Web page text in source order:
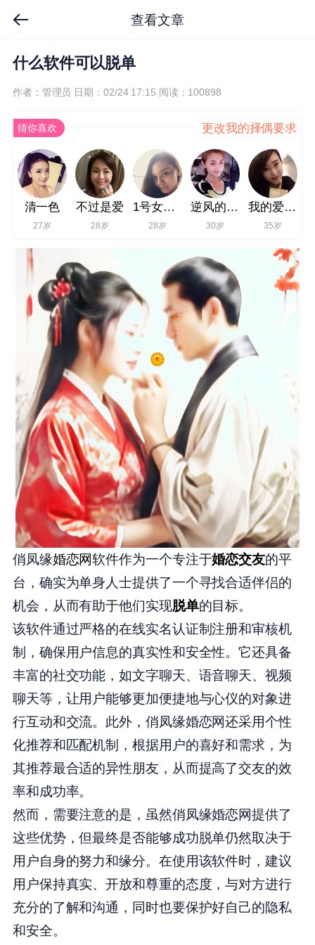
查看文章
什么软件可以脱单
作者：管理员 日期：02/24 17:15 阅读：100898
猜你喜欢 更改我的择偶要求
清一色
27岁
不过是爱
28岁
1号女嘉宾
28岁
逆风的蒲公英
30岁
我的爱等三年
35岁
俏凤缘婚恋网软件作为一个专注于婚恋交友的平
台，确实为单身人士提供了一个寻找合适伴侣的
机会，从而有助于他们实现脱单的目标。
该软件通过严格的在线实名认证制注册和审核机
制，确保用户信息的真实性和安全性。它还具备
丰富的社交功能，如文字聊天、语音聊天、视频
聊天等，让用户能够更加便捷地与心仪的对象进
行互动和交流。此外，俏凤缘婚恋网还采用个性
化推荐和匹配机制，根据用户的喜好和需求，为
其推荐最合适的异性朋友，从而提高了交友的效
率和成功率。
然而，需要注意的是，虽然俏凤缘婚恋网提供了
这些优势，但最终是否能够成功脱单仍然取决于
用户自身的努力和缘分。在使用该软件时，建议
用户保持真实、开放和尊重的态度，与对方进行
充分的了解和沟通，同时也要保护好自己的隐私
和安全。